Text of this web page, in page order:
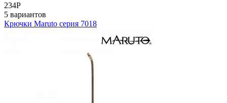
234Р
5 вариантов
Крючки Maruto серия 7018